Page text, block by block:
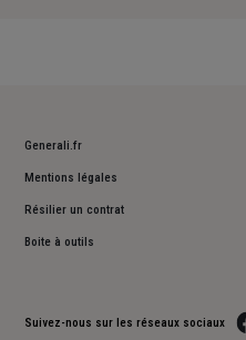
Generali.fr
Mentions légales
Résilier un contrat
Boite à outils
Suivez-nous sur les réseaux sociaux